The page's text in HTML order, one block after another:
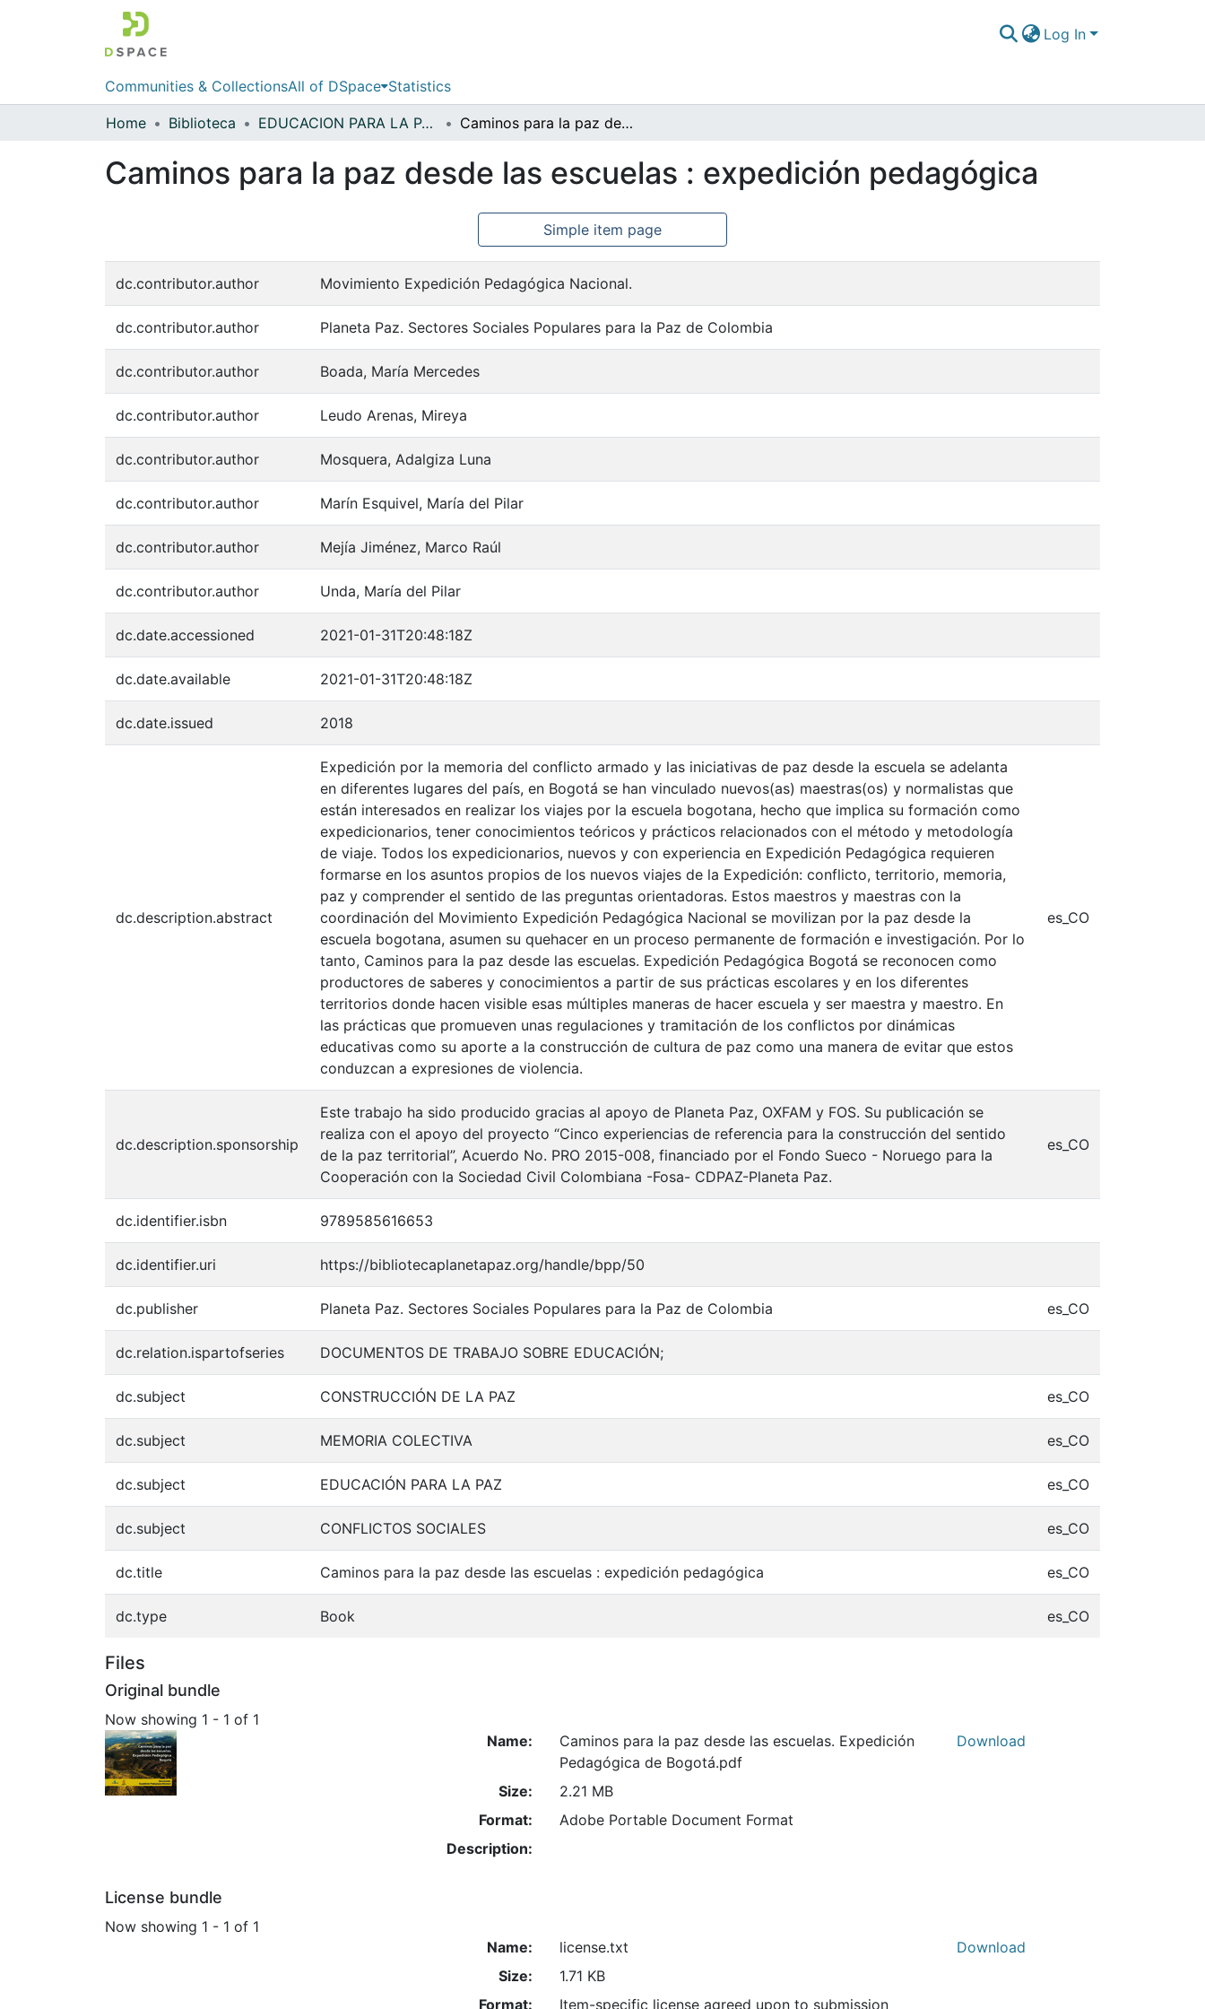
Log In
Communities & CollectionsAll of DSpace Statistics
Home Biblioteca EDUCACION PARA LA PAZ Caminos para la paz desde las escuelas : expedición pedagógica
Caminos para la paz desde las escuelas : expedición pedagógica
Simple item page
dc.contributor.author Movimiento Expedición Pedagógica Nacional.
dc.contributor.author Planeta Paz. Sectores Sociales Populares para la Paz de Colombia
dc.contributor.author Boada, María Mercedes
dc.contributor.author Leudo Arenas, Mireya
dc.contributor.author Mosquera, Adalgiza Luna
dc.contributor.author Marín Esquivel, María del Pilar
dc.contributor.author Mejía Jiménez, Marco Raúl
dc.contributor.author Unda, María del Pilar
dc.date.accessioned 2021-01-31T20:48:18Z
dc.date.available 2021-01-31T20:48:18Z
dc.date.issued 2018
dc.description.abstract
Expedición por la memoria del conflicto armado y las iniciativas de paz desde la escuela se adelanta
en diferentes lugares del país, en Bogotá se han vinculado nuevos(as) maestras(os) y normalistas que
están interesados en realizar los viajes por la escuela bogotana, hecho que implica su formación como
expedicionarios, tener conocimientos teóricos y prácticos relacionados con el método y metodología
de viaje. Todos los expedicionarios, nuevos y con experiencia en Expedición Pedagógica requieren
formarse en los asuntos propios de los nuevos viajes de la Expedición: conflicto, territorio, memoria,
paz y comprender el sentido de las preguntas orientadoras. Estos maestros y maestras con la
coordinación del Movimiento Expedición Pedagógica Nacional se movilizan por la paz desde la
escuela bogotana, asumen su quehacer en un proceso permanente de formación e investigación. Por lo
tanto, Caminos para la paz desde las escuelas. Expedición Pedagógica Bogotá se reconocen como
productores de saberes y conocimientos a partir de sus prácticas escolares y en los diferentes
territorios donde hacen visible esas múltiples maneras de hacer escuela y ser maestra y maestro. En
las prácticas que promueven unas regulaciones y tramitación de los conflictos por dinámicas
educativas como su aporte a la construcción de cultura de paz como una manera de evitar que estos
conduzcan a expresiones de violencia.
es_CO
dc.description.sponsorship
Este trabajo ha sido producido gracias al apoyo de Planeta Paz, OXFAM y FOS. Su publicación se
realiza con el apoyo del proyecto “Cinco experiencias de referencia para la construcción del sentido
de la paz territorial”, Acuerdo No. PRO 2015-008, financiado por el Fondo Sueco - Noruego para la
Cooperación con la Sociedad Civil Colombiana -Fosa- CDPAZ-Planeta Paz.
es_CO
dc.identifier.isbn 9789585616653
dc.identifier.uri https://bibliotecaplanetapaz.org/handle/bpp/50
dc.publisher Planeta Paz. Sectores Sociales Populares para la Paz de Colombia es_CO
dc.relation.ispartofseries DOCUMENTOS DE TRABAJO SOBRE EDUCACIÓN;
dc.subject CONSTRUCCIÓN DE LA PAZ es_CO
dc.subject MEMORIA COLECTIVA es_CO
dc.subject EDUCACIÓN PARA LA PAZ es_CO
dc.subject CONFLICTOS SOCIALES es_CO
dc.title Caminos para la paz desde las escuelas : expedición pedagógica es_CO
dc.type Book es_CO
Files
Original bundle
Now showing 1 - 1 of 1
Name:
Caminos para la paz desde las escuelas. Expedición
Pedagógica de Bogotá.pdf
Size:
2.21 MB
Format:
Adobe Portable Document Format
Description:
Download
License bundle
Now showing 1 - 1 of 1
Name:
license.txt
Size:
1.71 KB
Format:
Item-specific license agreed upon to submission
Download